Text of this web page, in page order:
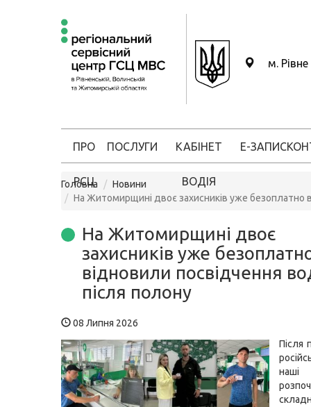
м. Рівне
ПРО
РСЦ
ПОСЛУГИ КАБІНЕТ
ВОДІЯ
Е-ЗАПИС
Головна
Новини
На Житомирщині двоє захисників уже безоплатно
На Житомирщині двоє
захисників уже
відновили посвідчення
після полону
08 Липня 2026
Після
наші